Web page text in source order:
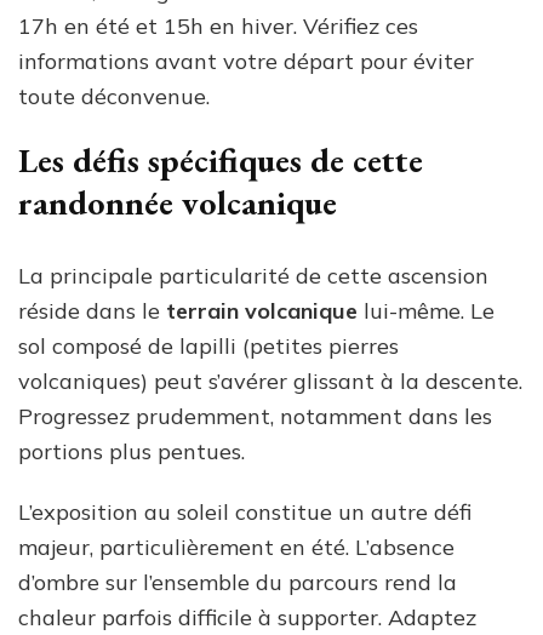
17h en été et 15h en hiver. Vérifiez ces
informations avant votre départ pour éviter
toute déconvenue.
Les défis spécifiques de cette
randonnée volcanique
La principale particularité de cette ascension
réside dans le terrain volcanique lui-même. Le
sol composé de lapilli (petites pierres
volcaniques) peut s’avérer glissant à la descente.
Progressez prudemment, notamment dans les
portions plus pentues.
L’exposition au soleil constitue un autre défi
majeur, particulièrement en été. L’absence
d’ombre sur l’ensemble du parcours rend la
chaleur parfois difficile à supporter. Adaptez